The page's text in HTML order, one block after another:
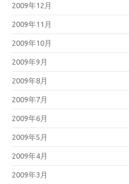
2009年12月
2009年11月
2009年10月
2009年9月
2009年8月
2009年7月
2009年6月
2009年5月
2009年4月
2009年3月